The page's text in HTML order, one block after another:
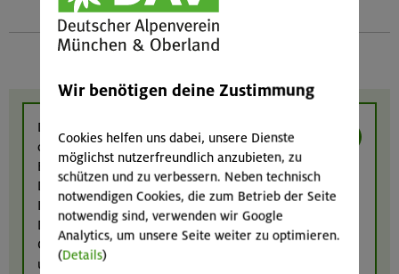
Dieser Inhalt kann nicht angezeigt werden,
da Inhalte von Drittanbietern in den Cookie-
Einstellungen deaktiviert sind. Inhalte von
Drittanbietern anzeigen?
Ich bin damit einverstanden, dass Inhalte von
Drittanbietern (Google Maps, YouTube, meteoblue,
Calaméo, Elfsight und eventim-light) angezeigt werden
und dass diese Anbieter ggf. Cookies einsetzen, um das
Wir benötigen deine Zustimmung
Cookies helfen uns dabei, unsere Dienste
möglichst nutzerfreundlich anzubieten, zu
schützen und zu verbessern. Neben technisch
notwendigen Cookies, die zum Betrieb der Seite
notwendig sind, verwenden wir Google
Analytics, um unsere Seite weiter zu optimieren.
(Details)